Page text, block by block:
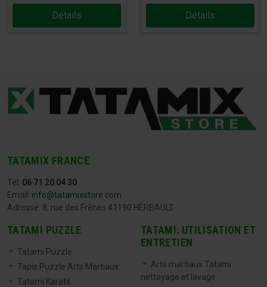
Détails Détails
TATAMIX FRANCE
Tel: 06 71 20 04 30
Email: info@tatamixstore.com
Adresse: 8, rue des Frênes 41190 HERBAULT
TATAMI PUZZLE
Tatami Puzzle
Tapis Puzzle Arts Martiaux
Tatami Karaté
TATAMI: UTILISATION ET
ENTRETIEN
Arts martiaux Tatami
nettoyage et lavage